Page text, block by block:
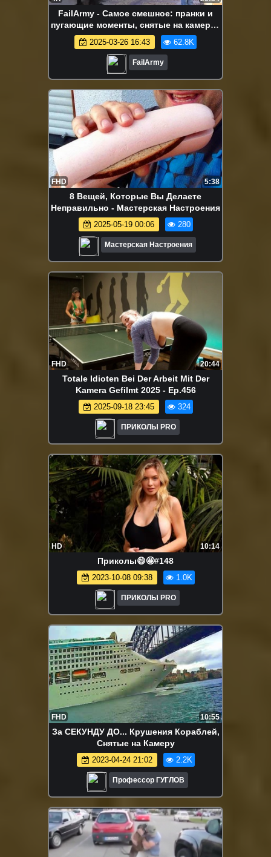
FailArmy - Самое смешное: пранки и
пугающие моменты, снятые на камеру |
издание 2025 года.
2025-03-26 16:43 62.8K
FailArmy
FHD 5:38
8 Вещей, Которые Вы Делаете
Неправильно - Мастерская Настроения
2025-05-19 00:06 280
Мастерская Настроения
FHD 20:44
Totale Idioten Bei Der Arbeit Mit Der
Kamera Gefilmt 2025 - Ep.456
2025-09-18 23:45 324
ПРИКОЛЫ PRO
HD 10:14
Приколы😄🤩#148
2023-10-08 09:38 1.0K
ПРИКОЛЫ PRO
FHD 10:55
За СЕКУНДУ ДО... Крушения Кораблей,
Снятые на Камеру
2023-04-24 21:02 2.2K
Профессор ГУГЛОВ